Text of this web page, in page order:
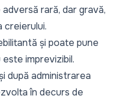
rară, dar gravă,
creierului.
și poate pune
imprevizibil.
după administrarea
în decurs de